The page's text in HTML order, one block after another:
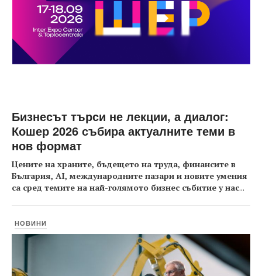
Бизнесът търси не лекции, а диалог:
Кошер 2026 събира актуалните теми в
нов формат
Цените на храните, бъдещето на труда, финансите в
България, AI, международните пазари и новите умения
са сред темите на най-голямото бизнес събитие у нас...
НОВИНИ